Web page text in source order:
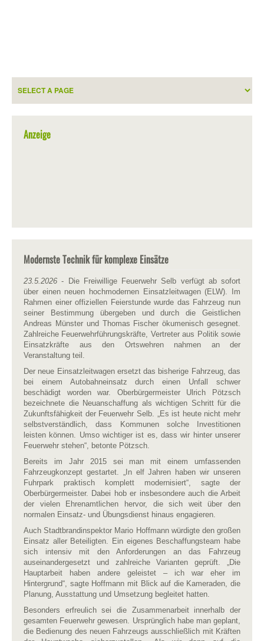
Anzeige
Modernste Technik für komplexe Einsätze
23.5.2026 - Die Freiwillige Feuerwehr Selb verfügt ab sofort
über einen neuen hochmodernen Einsatzleitwagen (ELW). Im
Rahmen einer offiziellen Feierstunde wurde das Fahrzeug nun
seiner Bestimmung übergeben und durch die Geistlichen
Andreas Münster und Thomas Fischer ökumenisch gesegnet.
Zahlreiche Feuerwehrführungskräfte, Vertreter aus Politik sowie
Einsatzkräfte aus den Ortswehren nahmen an der
Veranstaltung teil.
Der neue Einsatzleitwagen ersetzt das bisherige Fahrzeug, das
bei einem Autobahneinsatz durch einen Unfall schwer
beschädigt worden war. Oberbürgermeister Ulrich Pötzsch
bezeichnete die Neuanschaffung als wichtigen Schritt für die
Zukunftsfähigkeit der Feuerwehr Selb. „Es ist heute nicht mehr
selbstverständlich, dass Kommunen solche Investitionen
leisten können. Umso wichtiger ist es, dass wir hinter unserer
Feuerwehr stehen“, betonte Pötzsch.
Bereits im Jahr 2015 sei man mit einem umfassenden
Fahrzeugkonzept gestartet. „In elf Jahren haben wir unseren
Fuhrpark praktisch komplett modernisiert“, sagte der
Oberbürgermeister. Dabei hob er insbesondere auch die Arbeit
der vielen Ehrenamtlichen hervor, die sich weit über den
normalen Einsatz- und Übungsdienst hinaus engagieren.
Auch Stadtbrandinspektor Mario Hoffmann würdigte den großen
Einsatz aller Beteiligten. Ein eigenes Beschaffungsteam habe
sich intensiv mit den Anforderungen an das Fahrzeug
auseinandergesetzt und zahlreiche Varianten geprüft. „Die
Hauptarbeit haben andere geleistet – ich war eher im
Hintergrund“, sagte Hoffmann mit Blick auf die Kameraden, die
Planung, Ausstattung und Umsetzung begleitet hatten.
Besonders erfreulich sei die Zusammenarbeit innerhalb der
gesamten Feuerwehr gewesen. Ursprünglich habe man geplant,
die Bedienung des neuen Fahrzeugs ausschließlich mit Kräften